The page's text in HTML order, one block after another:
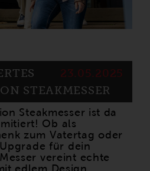
23.05.2025
STEAKMESSER
Steakmesser ist da
Ob als
zum Vatertag oder
für dein
vereint echte
edlem Design.